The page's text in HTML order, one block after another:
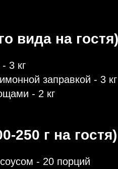
вида на гостя)
3 кг
заправкой - 3 кг
- 2 кг
250 г на гостя)
- 20 порций